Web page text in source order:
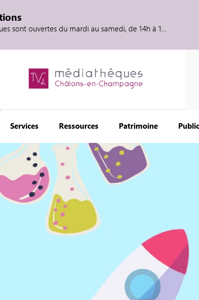
sont ouvertes du mardi au samedi, de 14h à 1...
Services Ressources Patrimoine